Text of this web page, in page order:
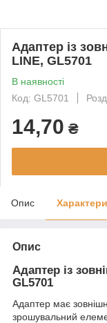
Адаптер із
LINE, GL5701
В наявності
Код: GL5701
14,70 ₴
Опис
Опис
Адаптер із
GL5701
Адаптер має
зрошувальний